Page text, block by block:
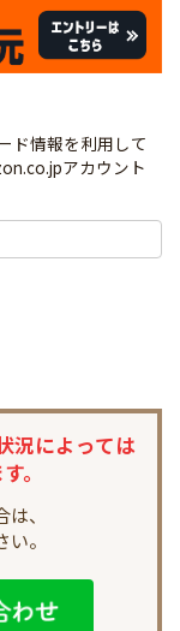
ド情報を利用して
アカウント
況によっては
。
、
。